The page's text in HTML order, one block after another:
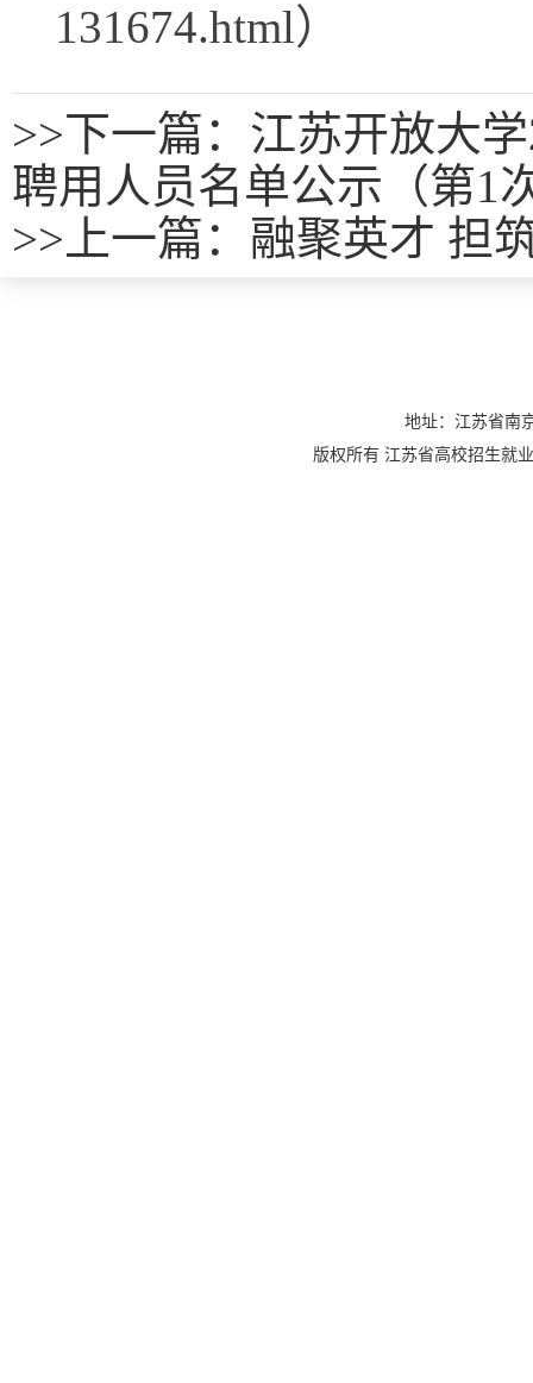
131674.html）
>>下一篇：江苏开放大
聘用人员名单公示（第1
>> 上一篇： 融聚英才 担
地址：江苏省
版权所有 江苏省高校招生就